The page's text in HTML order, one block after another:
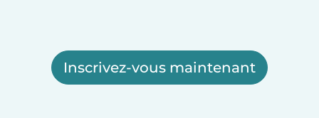
Inscrivez-vous maintenant